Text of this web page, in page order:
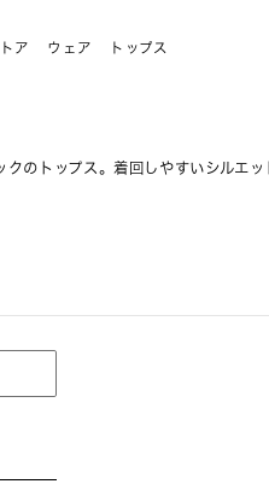
ア ウェア トップス
のトップス。着回しやすいシルエッ